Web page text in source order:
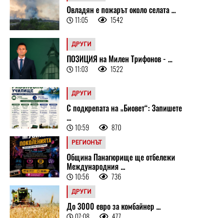
Овладян е пожарът около селата ...
11:05 1542
ДРУГИ
ПОЗИЦИЯ на Милен Трифонов - ...
11:03 1522
ДРУГИ
С подкрепата на „Биовет“: Запишете
...
10:59 870
РЕГИОНЪТ
Община Панагюрище ще отбележи
Международния ...
10:56 736
ДРУГИ
До 3000 евро за комбайнер ...